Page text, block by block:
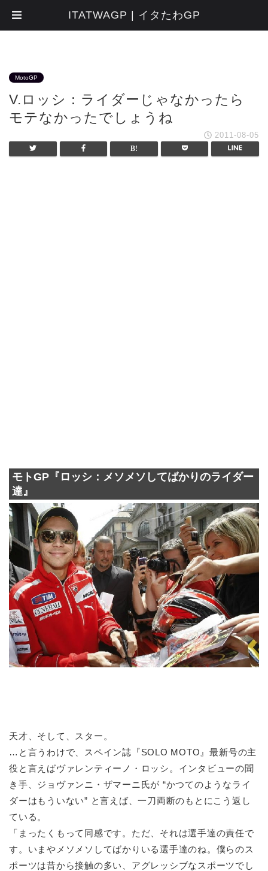
MotoGP
V.ロッシ：ライダーじゃなかったら
モテなかったでしょうね
2011-08-05
モトGP『ロッシ：メソメソしてばかりのライダー
達』
天才、そして、スター。
…と言うわけで、スペイン誌『SOLO MOTO』最新号の主
役と言えばヴァレンティーノ・ロッシ。インタビューの聞
き手、ジョヴァンニ・ザマーニ氏が “かつてのようなライ
ダーはもういない” と言えば、一刀両断のもとにこう返し
ている。
「まったくもって同感です。ただ、それは選手達の責任で
す。いまやメソメソしてばかりいる選手達のね。僕らのス
ポーツは昔から接触の多い、アグレッシブなスポーツでし
ITATWAGP | イタたわGP